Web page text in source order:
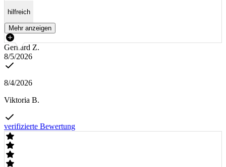
hilfreich
Mehr anzeigen
Gerhard Z.
8/5/2026
8/4/2026
Viktoria B.
verifizierte Bewertung